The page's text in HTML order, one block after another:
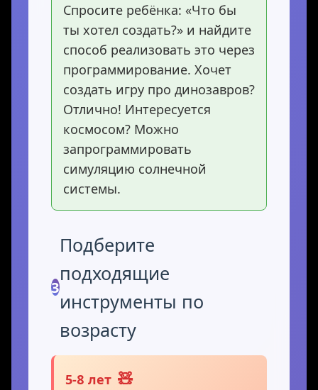
Спросите ребёнка: «Что бы
ты хотел создать?» и найдите
способ реализовать это через
программирование. Хочет
создать игру про динозавров?
Отлично! Интересуется
космосом? Можно
запрограммировать
симуляцию солнечной
системы.
3
Подберите
подходящие
инструменты по
возрасту
5-8 лет 🧸